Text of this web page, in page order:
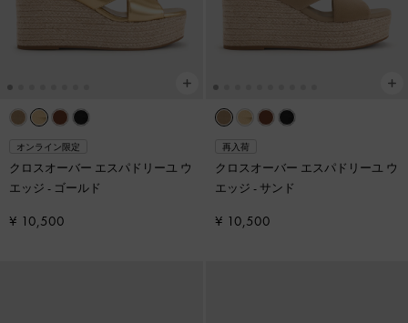
オンライン限定
クロスオーバー エスパドリーユ ウ
エッジ - ゴールド
¥ 10,500
再入荷
クロスオーバー エスパドリーユ ウ
エッジ - サンド
¥ 10,500